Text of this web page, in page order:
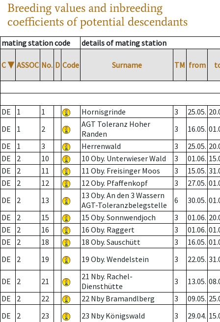
Breeding values and inbreeding
coefficients of potential descendants
mating station code details of mating station
C ▼ ASSOC No. D Code Surname TM from
DE 1 1 Hornisgrinde 3 25.05.
DE
1 2
AGT Toleranz Hoher
Randen
3 16.05.
DE
1 3 Herrenwald 3 25.05.
DE
2 10 10 Oby. Unterwieser Wald 3 01.06.
DE
2 11 11 Oby. Freisinger Moos 3 15.05.
DE
2 12 12 Oby. Pfaffenkopf 3 27.05.
DE
2 13
13 Oby. An den 3 Wassern
AGT-Toleranzbelegstelle
6 30.05.
DE
2 15 15 Oby. Sonnwendjoch 3 01.06.
DE
2 16 16 Oby. Raggert 3 01.06.
DE
2 18 18 Oby. Sauschütt 3 16.05.
DE
2 19 19 Oby. Wendelstein 3 22.05.
DE 2 21
21 Nby. Rachel-
Diensthütte
3 13.05.
DE
2 22 22 Nby Bramandlberg 3 09.05.
DE
2 23 23 Nby Königswald 3 29.04.